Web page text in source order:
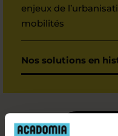
enjeux de
mobilités
Nos solutions en